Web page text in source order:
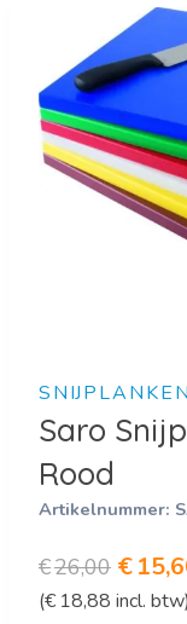
SNIJPLANKEN
Saro
Rood
Artikelnummer:
€26,00
prijs
€
(€ 18,88 incl. btw)